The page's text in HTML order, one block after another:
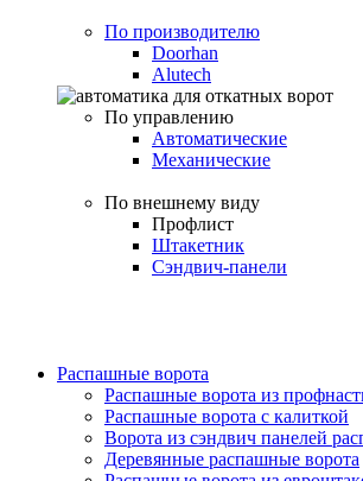
По производителю
Doorhan
Alutech
По управлению
Автоматические
Механические
По внешнему виду
Профлист
Штакетник
Сэндвич-панели
Распашные ворота
Распашные ворота из
Распашные ворота с калиткой
Ворота из сэндвич панелей
Деревянные распашные ворота